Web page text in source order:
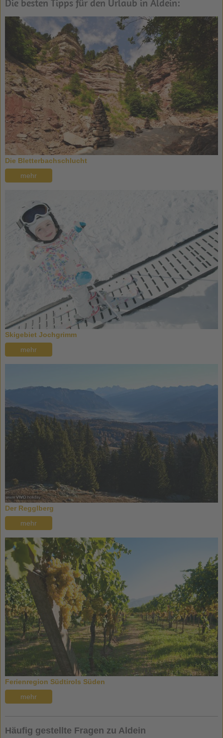
Die besten Tipps für den Urlaub in Aldein:
Die Bletterbachschlucht
mehr
Skigebiet Jochgrimm
mehr
Der Regglberg
mehr
Ferienregion Südtirols Süden
mehr
Häufig gestellte Fragen zu Aldein